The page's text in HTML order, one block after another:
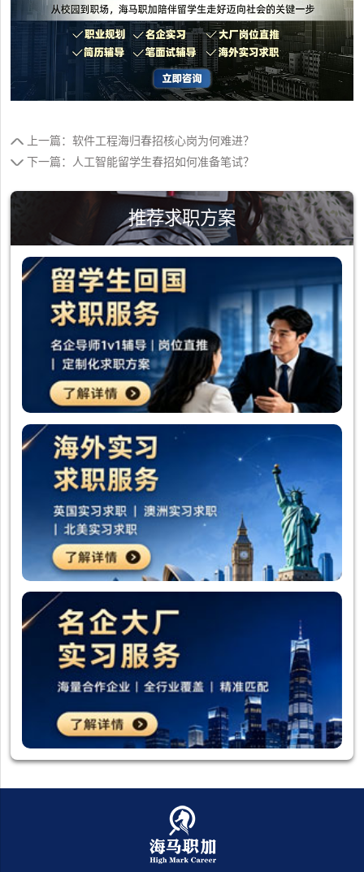
上一篇：软件工程海归春招核心岗为何难进？
下一篇：人工智能留学生春招如何准备笔试？
推荐求职方案